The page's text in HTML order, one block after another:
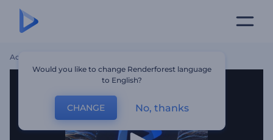
Accueil
Would you like to change Renderforest language
to English?
CHANGE No, thanks